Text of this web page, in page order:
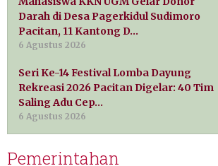
Darah di Desa Pagerkidul Sudimoro
Pacitan, 11 Kantong D…
6 Agustus 2026
Seri Ke-14 Festival Lomba Dayung
Rekreasi 2026 Pacitan Digelar: 40 Tim
Saling Adu Cep…
6 Agustus 2026
Pemerintahan